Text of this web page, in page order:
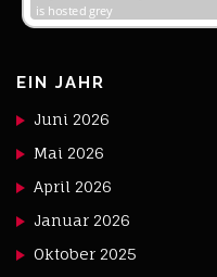
EIN JAHR
Juni 2026
Mai 2026
April 2026
Januar 2026
Oktober 2025